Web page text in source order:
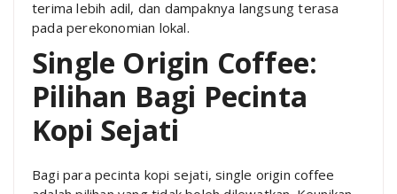
terima lebih adil, dan dampaknya langsung terasa
pada perekonomian lokal.
Single Origin Coffee:
Pilihan Bagi Pecinta
Kopi Sejati
Bagi para pecinta kopi sejati, single origin coffee